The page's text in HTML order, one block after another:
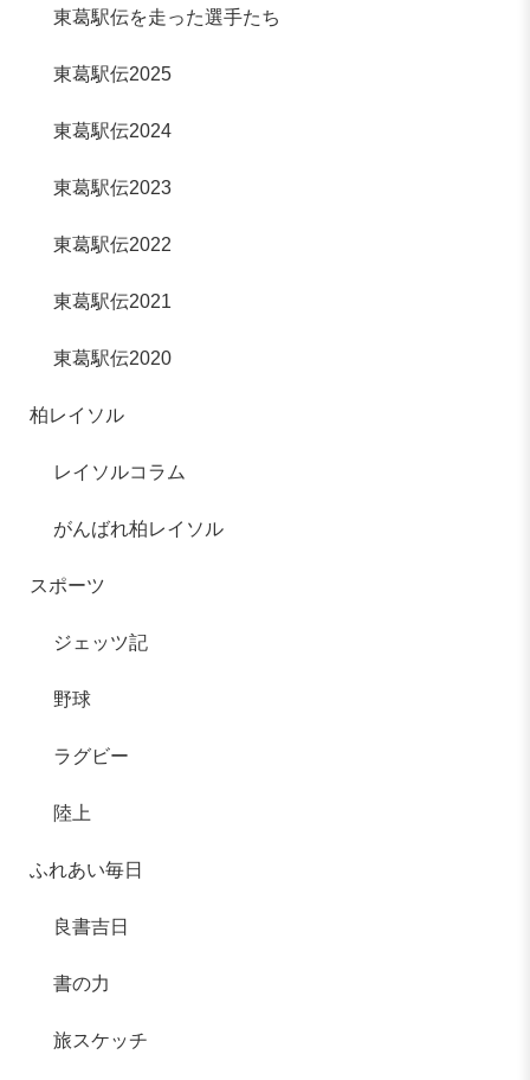
東葛駅伝を走った選手たち
東葛駅伝2025
東葛駅伝2024
東葛駅伝2023
東葛駅伝2022
東葛駅伝2021
東葛駅伝2020
柏レイソル
レイソルコラム
がんばれ柏レイソル
スポーツ
ジェッツ記
野球
ラグビー
陸上
ふれあい毎日
良書吉日
書の力
旅スケッチ